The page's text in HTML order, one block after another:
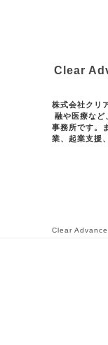
Clear
株式会社クリ
融や医療など
事務所です。
業、起業支援
Clear